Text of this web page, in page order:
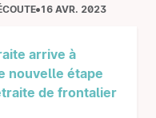
16 AVR. 2023
arrive à
nouvelle étape
de frontalier